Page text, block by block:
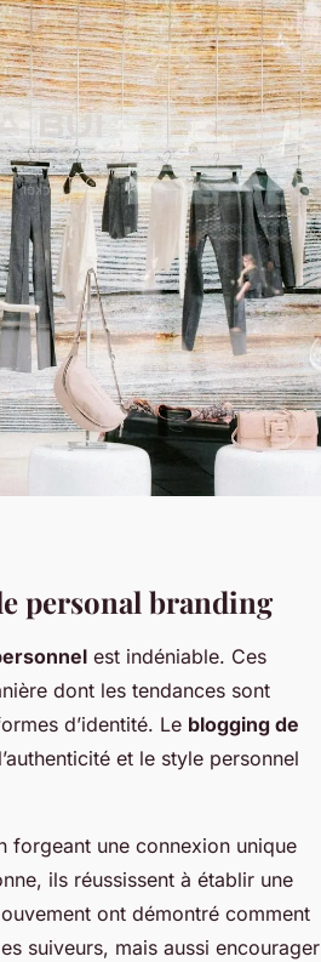
personal branding
est indéniable. Ces
dont les tendances sont
d’identité. Le blogging de
et le style personnel
forgeant une connexion unique
ils réussissent à établir une
ont démontré comment
suiveurs, mais aussi encourager